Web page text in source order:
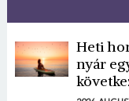
Heti
nyár